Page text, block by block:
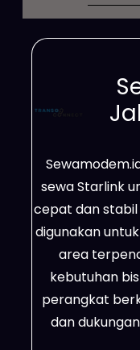
itu,
hingga
sewa Starlink
cepat dan stabil
digunakan
area
kebutuhan
perangkat
dan